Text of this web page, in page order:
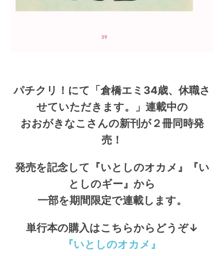
パチクリ！にて「倉橋エミ34歳、休職さ
せていただきます。」連載中の
おおがきなこさんの新刊が２冊同時発
売！
発売を記念して『いとしのオカメ』『い
としのギー』から
一部を期間限定で連載します。
単行本の購入はこちらからどうぞ↓
『いとしのオカメ』